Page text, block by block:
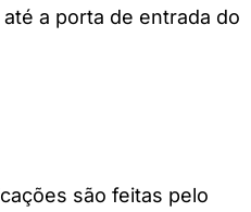
a porta de entrada do
são feitas pelo